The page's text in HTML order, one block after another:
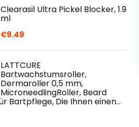
Clearasil Ultra Pickel Blocker, 1.9
ml
€9.49
LATTCURE
Bartwachstumsroller,
Dermaroller 0,5 mm,
MicroneedlingRoller, Beard
Bartpflege, Die Ihnen einen…